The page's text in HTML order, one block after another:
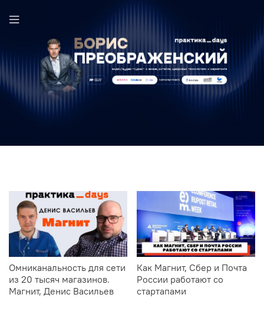
Омниканальность для сети
из 20 тысяч магазинов.
Магнит, Денис Васильев
Как Магнит, Сбер и Почта
России работают со
стартапами